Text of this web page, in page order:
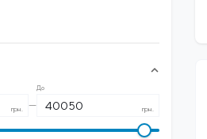
грн. —
До
грн.